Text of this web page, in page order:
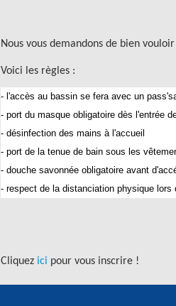
Nous vous demandons de bien
Voici les règles :
- l'accès au bassin se fera avec un
- port du masque obligatoire dès l'entrée
- désinfection des mains à l'accueil
- port de la tenue de bain sous les
- douche savonnée obligatoire avant
- respect de la distanciation physique
Cliquez ici pour vous inscrire !